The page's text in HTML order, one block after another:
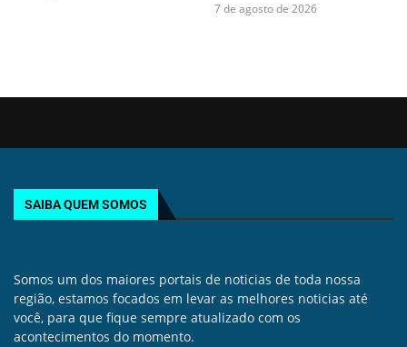
7 de agosto de 2026
SAIBA QUEM SOMOS
Somos um dos maiores portais de noticias de toda nossa
região, estamos focados em levar as melhores noticias até
você, para que fique sempre atualizado com os
acontecimentos do momento.